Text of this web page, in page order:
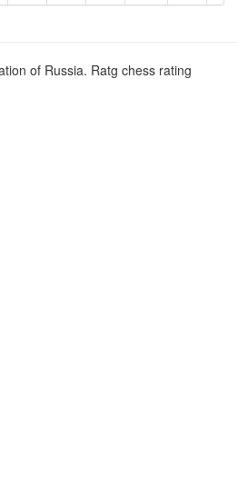
of Russia. Ratg chess rating